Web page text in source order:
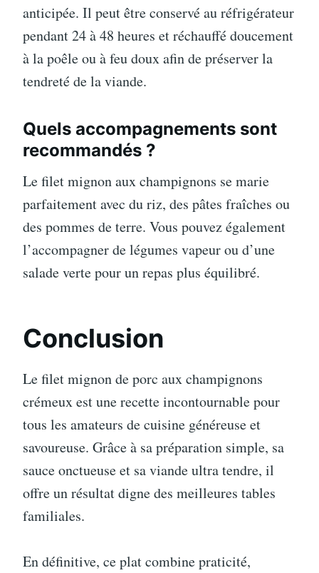
anticipée. Il peut être conservé au réfrigérateur
pendant 24 à 48 heures et réchauffé doucement
à la poêle ou à feu doux afin de préserver la
tendreté de la viande.
Quels accompagnements sont
recommandés ?
Le filet mignon aux champignons se marie
parfaitement avec du riz, des pâtes fraîches ou
des pommes de terre. Vous pouvez également
l’accompagner de légumes vapeur ou d’une
salade verte pour un repas plus équilibré.
Conclusion
Le filet mignon de porc aux champignons
crémeux est une recette incontournable pour
tous les amateurs de cuisine généreuse et
savoureuse. Grâce à sa préparation simple, sa
sauce onctueuse et sa viande ultra tendre, il
offre un résultat digne des meilleures tables
familiales.
En définitive, ce plat combine praticité,